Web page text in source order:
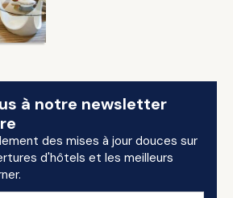
à notre newsletter
des mises à jour douces sur
d'hôtels et les meilleurs